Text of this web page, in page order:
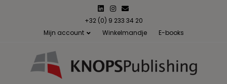
n
n
s
a
m
m
a
l
+32 (0) 9 233 34 20
Mijn account
Winkelmandje E-books